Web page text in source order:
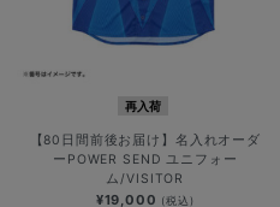
再入荷
【80日間前後お届け】名入れオーダ
ーPOWER SEND ユニフォー
ム/VISITOR
¥19,000 (税込)